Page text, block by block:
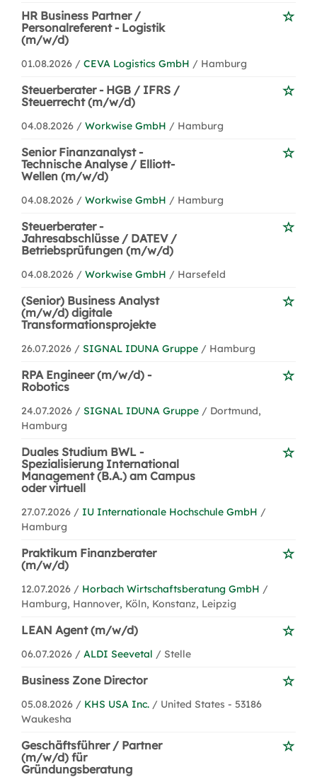
HR Business Partner /
Personalreferent - Logistik
(m/w/d)
01.08.2026 / CEVA Logistics GmbH / Hamburg
Steuerberater - HGB / IFRS /
Steuerrecht (m/w/d)
04.08.2026 / Workwise GmbH / Hamburg
Senior Finanzanalyst -
Technische Analyse / Elliott-
Wellen (m/w/d)
04.08.2026 / Workwise GmbH / Hamburg
Steuerberater -
Jahresabschlüsse / DATEV /
Betriebsprüfungen (m/w/d)
04.08.2026 / Workwise GmbH / Harsefeld
(Senior) Business Analyst
(m/w/d) digitale
Transformationsprojekte
26.07.2026 / SIGNAL IDUNA Gruppe / Hamburg
RPA Engineer (m/w/d) -
Robotics
24.07.2026 / SIGNAL IDUNA Gruppe / Dortmund,
Hamburg
Duales Studium BWL -
Spezialisierung International
Management (B.A.) am Campus
oder virtuell
27.07.2026 / IU Internationale Hochschule GmbH /
Hamburg
Praktikum Finanzberater
(m/w/d)
12.07.2026 / Horbach Wirtschaftsberatung GmbH /
Hamburg, Hannover, Köln, Konstanz, Leipzig
LEAN Agent (m/w/d)
06.07.2026 / ALDI Seevetal / Stelle
Business Zone Director
05.08.2026 / KHS USA Inc. / United States - 53186
Waukesha
Geschäftsführer / Partner
(m/w/d) für
Gründungsberatung